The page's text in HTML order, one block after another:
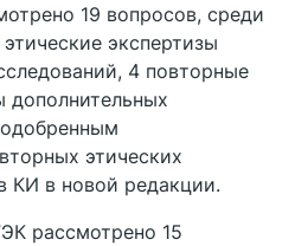
19 вопросов, среди
экспертизы
4 повторные
дополнительных
этических
КИ в новой редакции.
рассмотрено 15